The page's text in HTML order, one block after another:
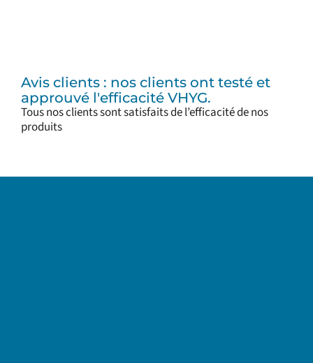
Avis clients : nos clients ont testé et
approuvé l'efficacité VHYG.
Tous nos clients sont satisfaits de l’efficacité de nos
produits